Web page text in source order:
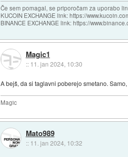
Če sem pomagal, se priporočam za uporabo
KUCOIN EXCHANGE link: https://
BINANCE EXCHANGE link: https://
Magic1
:: 11. jan 2024, 10:30
A bejš, da si taglavni poberejo smetano.
Magic
Mato989
:: 11. jan 2024, 10:32